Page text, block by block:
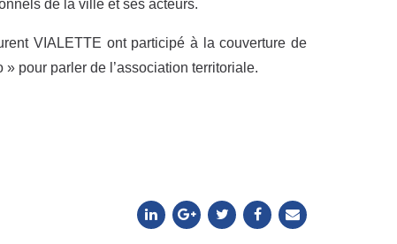
de la ville et ses acteurs.
VIALETTE ont participé à la couverture de
pour parler de l’association territoriale.